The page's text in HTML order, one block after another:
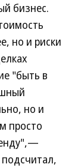
бизнес.
но и риски
"быть в
но и
просто